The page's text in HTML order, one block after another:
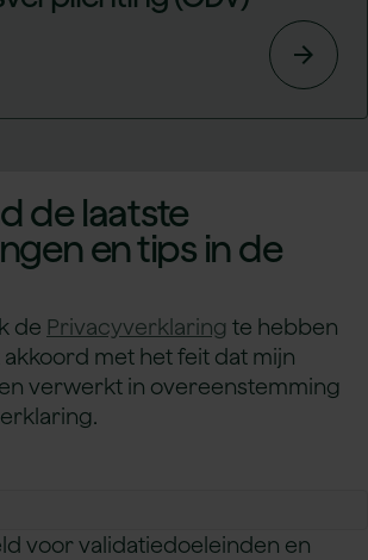
arrow_forward
de laatste
en tips in de
de Privacyverklaring te hebben
met het feit dat mijn
verwerkt in overeenstemming
voor validatiedoeleinden en